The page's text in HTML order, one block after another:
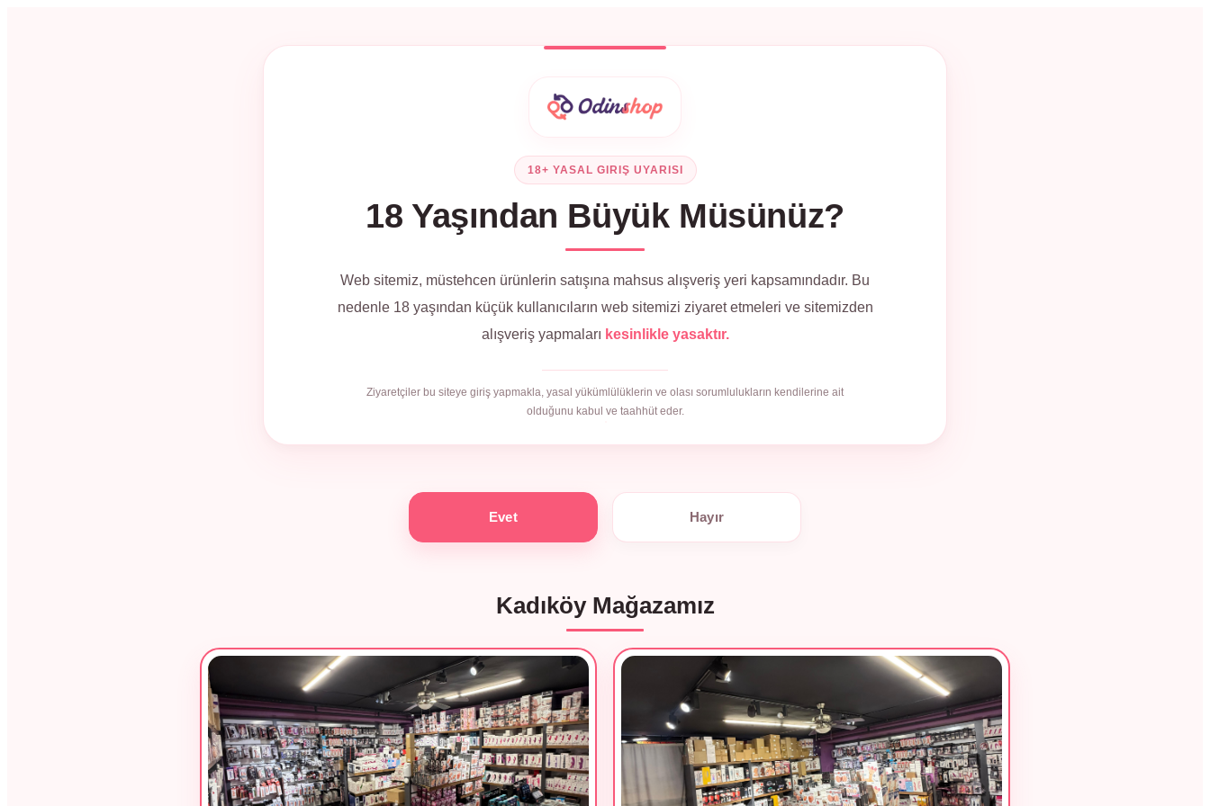
18+ YASAL GIRIŞ UYARISI
18 Yaşından Büyük Müsünüz?
Web sitemiz, müstehcen ürünlerin satışına mahsus alışveriş yeri kapsamındadır. Bu
nedenle 18 yaşından küçük kullanıcıların web sitemizi ziyaret etmeleri ve sitemizden
alışveriş yapmaları kesinlikle yasaktır.
Ziyaretçiler bu siteye giriş yapmakla, yasal yükümlülüklerin ve olası sorumlulukların kendilerine ait
olduğunu kabul ve taahhüt eder.
Kadıköy Mağazamız
Evet Hayır